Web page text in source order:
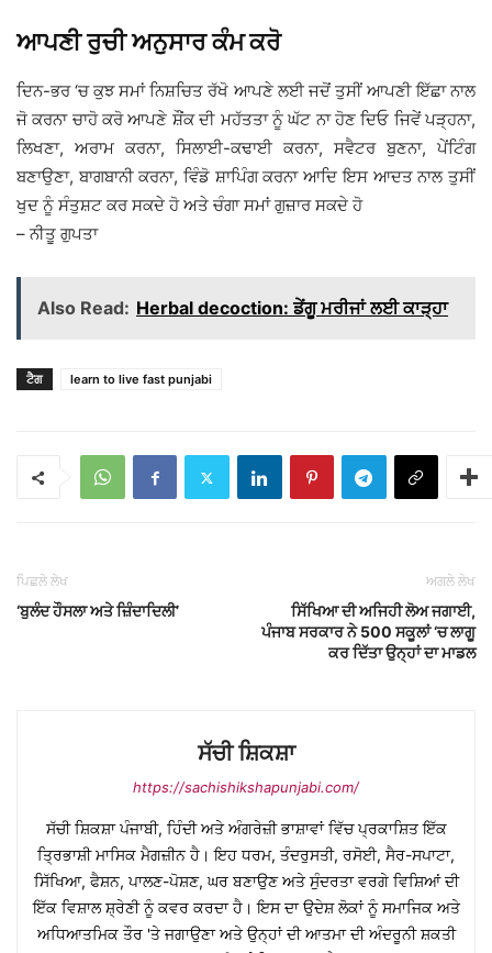
ਆਪਣੀ ਰੁਚੀ ਅਨੁਸਾਰ ਕੰਮ ਕਰੋ
ਦਿਨ-ਭਰ ‘ਚ ਕੁਝ ਸਮਾਂ ਨਿਸ਼ਚਿਤ ਰੱਖੋ ਆਪਣੇ ਲਈ ਜਦੋਂ ਤੁਸੀਂ ਆਪਣੀ ਇੱਛਾ ਨਾਲ
ਜੋ ਕਰਨਾ ਚਾਹੋ ਕਰੋ ਆਪਣੇ ਸ਼ੌਂਕ ਦੀ ਮਹੱਤਤਾ ਨੂੰ ਘੱਟ ਨਾ ਹੋਣ ਦਿਓ ਜਿਵੇਂ ਪੜ੍ਹਨਾ,
ਲਿਖਣਾ, ਅਰਾਮ ਕਰਨਾ, ਸਿਲਾਈ-ਕਢਾਈ ਕਰਨਾ, ਸਵੈਟਰ ਬੁਣਨਾ, ਪੇਂਟਿੰਗ
ਬਣਾਉਣਾ, ਬਾਗਬਾਨੀ ਕਰਨਾ, ਵਿੰਡੋ ਸ਼ਾਪਿੰਗ ਕਰਨਾ ਆਦਿ ਇਸ ਆਦਤ ਨਾਲ ਤੁਸੀਂ
ਖੁਦ ਨੂੰ ਸੰਤੁਸ਼ਟ ਕਰ ਸਕਦੇ ਹੋ ਅਤੇ ਚੰਗਾ ਸਮਾਂ ਗੁਜ਼ਾਰ ਸਕਦੇ ਹੋ
– ਨੀਤੂ ਗੁਪਤਾ
Also Read: Herbal decoction: ਡੇਂਗੂ ਮਰੀਜਾਂ ਲਈ ਕਾੜ੍ਹਾ
ਟੈਗ learn to live fast punjabi
ਪਿਛਲੇ ਲੇਖ
‘ਬੁਲੰਦ ਹੌਸਲਾ ਅਤੇ ਜ਼ਿੰਦਾਦਿਲੀ’
ਅਗਲੇ ਲੇਖ
ਸਿੱਖਿਆ ਦੀ ਅਜਿਹੀ ਲੋਅ ਜਗਾਈ,
ਪੰਜਾਬ ਸਰਕਾਰ ਨੇ 500 ਸਕੂਲਾਂ ‘ਚ ਲਾਗੂ
ਕਰ ਦਿੱਤਾ ਉਨ੍ਹਾਂ ਦਾ ਮਾਡਲ
ਸੱਚੀ ਸ਼ਿਕਸ਼ਾ
https://sachishikshapunjabi.com/
ਸੱਚੀ ਸ਼ਿਕਸ਼ਾ ਪੰਜਾਬੀ, ਹਿੰਦੀ ਅਤੇ ਅੰਗਰੇਜ਼ੀ ਭਾਸ਼ਾਵਾਂ ਵਿੱਚ ਪ੍ਰਕਾਸ਼ਿਤ ਇੱਕ
ਤ੍ਰਿਭਾਸ਼ੀ ਮਾਸਿਕ ਮੈਗਜ਼ੀਨ ਹੈ। ਇਹ ਧਰਮ, ਤੰਦਰੁਸਤੀ, ਰਸੋਈ, ਸੈਰ-ਸਪਾਟਾ,
ਸਿੱਖਿਆ, ਫੈਸ਼ਨ, ਪਾਲਣ-ਪੋਸ਼ਣ, ਘਰ ਬਣਾਉਣ ਅਤੇ ਸੁੰਦਰਤਾ ਵਰਗੇ ਵਿਸ਼ਿਆਂ ਦੀ
ਇੱਕ ਵਿਸ਼ਾਲ ਸ਼੍ਰੇਣੀ ਨੂੰ ਕਵਰ ਕਰਦਾ ਹੈ। ਇਸ ਦਾ ਉਦੇਸ਼ ਲੋਕਾਂ ਨੂੰ ਸਮਾਜਿਕ ਅਤੇ
ਅਧਿਆਤਮਿਕ ਤੌਰ 'ਤੇ ਜਗਾਉਣਾ ਅਤੇ ਉਨ੍ਹਾਂ ਦੀ ਆਤਮਾ ਦੀ ਅੰਦਰੂਨੀ ਸ਼ਕਤੀ